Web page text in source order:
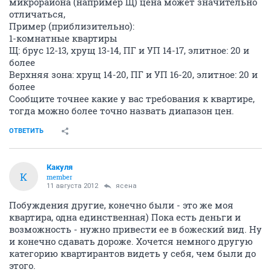
отличаться,
Пример (приблизительно):
1-комнатные квартиры
Щ: брус 12-13, хрущ 13-14, ПГ и УП 14-17, элитное: 20 и
более
Верхняя зона: хрущ 14-20, ПГ и УП 16-20, элитное: 20 и
более
Сообщите точнее какие у вас требования к квартире,
тогда можно более точно назвать диапазон цен.
ОТВЕТИТЬ
К
Какуля
member
11 августа 2012 ясена
Побуждения другие, конечно были - это же моя
квартира, одна единственная) Пока есть деньги и
возможность - нужно привести ее в божеский вид. Ну
и конечно сдавать дороже. Хочется немного другую
категорию квартирантов видеть у себя, чем были до
этого.